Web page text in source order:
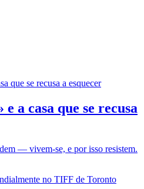
a casa que se recusa
— vivem-se, e por isso resistem.